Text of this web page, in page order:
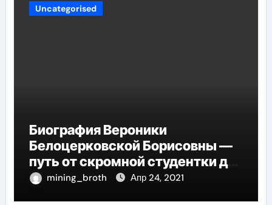
Uncategorised
Биография Вероники
Белоцерковской Борисовны —
путь от скромной студентки до
великолепных достижений в
mining_broth Апр 24, 2021